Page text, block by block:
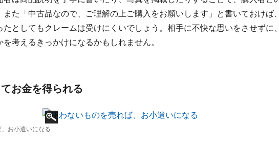
また「中古品なので、ご理解の上ご購入をお願いします」と書いておけば
たとしてもクレームは受けにくいでしょう。相手に不快な思いをさせずに
考えるきっかけになるかもしれません。
お金を得られる
お小遣いになる